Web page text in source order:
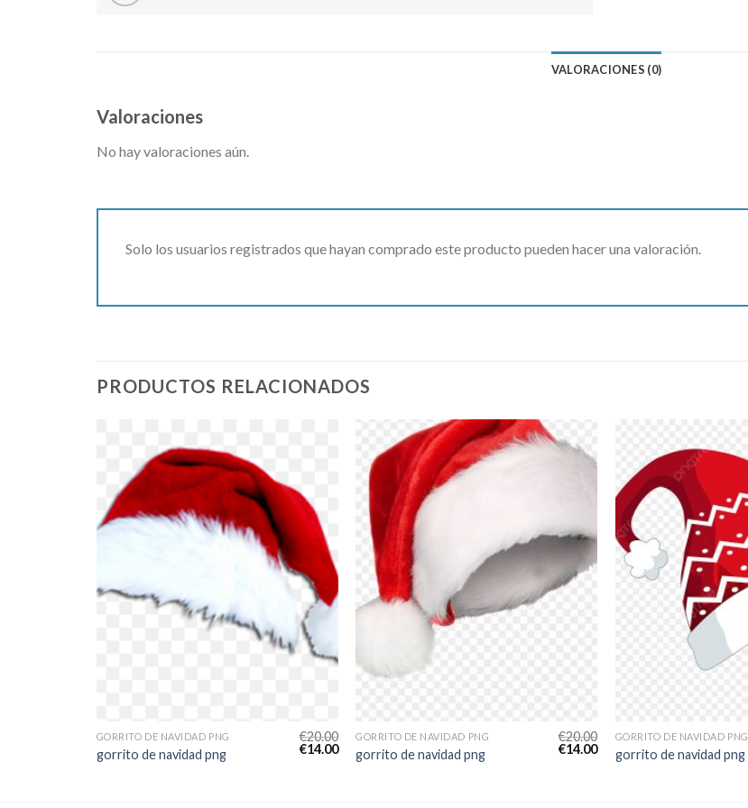
VALORACIONES (0)
Valoraciones
No hay valoraciones aún.
Solo los usuarios registrados que hayan comprado este producto pueden hacer una valoración.
PRODUCTOS RELACIONADOS
GORRITO DE NAVIDAD PNG
gorrito de navidad png
€20.00
€14.00
GORRITO DE NAVIDAD PNG
gorrito de navidad png
€20.00
€14.00
GORRITO DE NAVIDAD PNG
gorrito de navidad png